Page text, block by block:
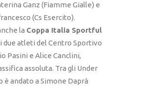
Ganz (Fiamme Gialle) e
(Cs Esercito).
la Coppa Italia Sportful
due atleti del Centro Sportivo
Pasini e Alice Canclini,
assoluta. Tra gli Under
è andato a Simone Daprà